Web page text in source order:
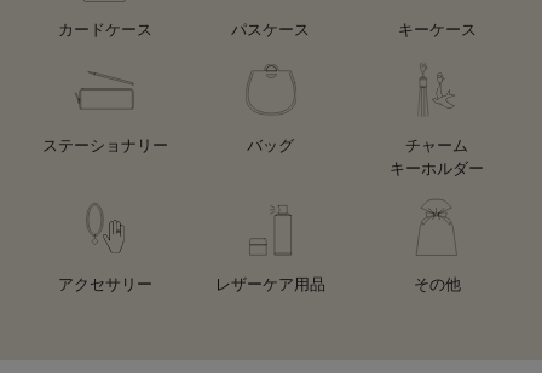
カードケース パスケース キーケース
ステーショナリー バッグ
チャーム
キーホルダー
アクセサリー レザーケア用品 その他